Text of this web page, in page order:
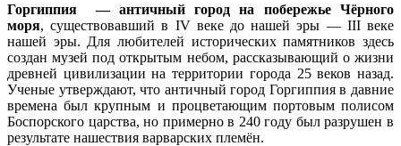
Горгиппия — античный город на побережье Чёрного
моря, существовавший в IV веке до нашей эры — III веке
нашей эры. Для любителей исторических памятников здесь
создан музей под открытым небом, рассказывающий о жизни
древней цивилизации на территории города 25 веков назад.
Ученые утверждают, что античный город Горгиппия в давние
времена был крупным и процветающим портовым полисом
Боспорского царства, но примерно в 240 году был разрушен в
результате нашествия варварских племён.